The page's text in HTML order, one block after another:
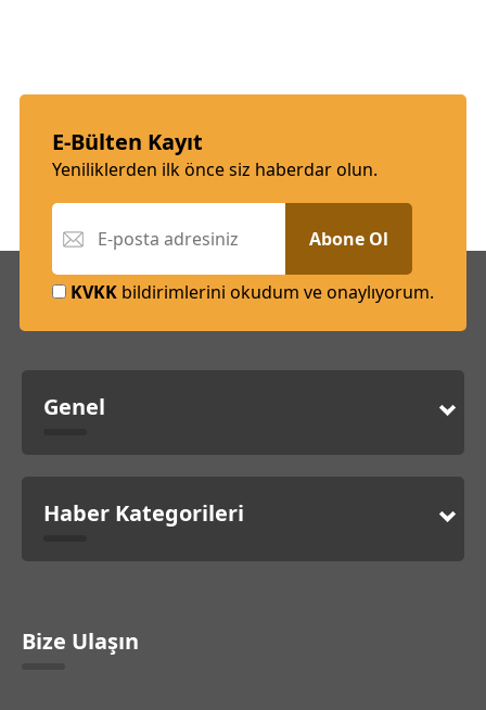
E-Bülten Kayıt
Yeniliklerden ilk önce siz haberdar olun.
Abone Ol
KVKK bildirimlerini okudum ve onaylıyorum.
Genel
Haber Kategorileri
Bize Ulaşın